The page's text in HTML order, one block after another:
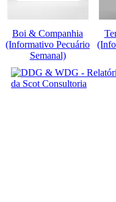
Boi & Companhia
(Informativo Pecuário
Semanal)